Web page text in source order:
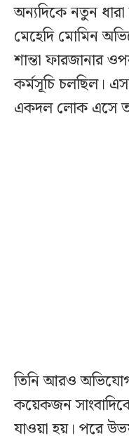
অন্যদিকে নতুন ধারা
মেহেদি মোমিন
শান্তা ফারজানার
কর্মসূচি চলছিল।
একদল লোক এসে
তিনি আরও
কয়েকজন
যাওয়া হয়। পরে